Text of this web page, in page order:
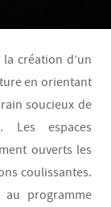
création d’un
en orientant
soucieux de
Les espaces
ouverts les
coulissantes.
programme